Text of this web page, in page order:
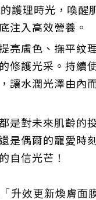
護理時光，喚醒
注入高效營養。
亮膚色、撫平紋
修護光采。持續
讓水潤光澤由內
是對未來肌齡的
是偶爾的寵愛時
自信光芒！
升效更新煥膚面